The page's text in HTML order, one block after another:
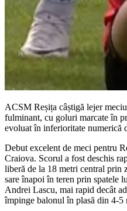
ACSM Reșița câștigă lejer
fulminant, cu goluri marcate în
evoluat în inferioritate numerică
Debut excelent de meci pentru
Craiova. Scorul a fost deschis
liberă de la 18 metri central prin
sare înapoi în teren prin spatele
Andrei Lascu, mai rapid decât
împinge balonul în plasă din 4-5